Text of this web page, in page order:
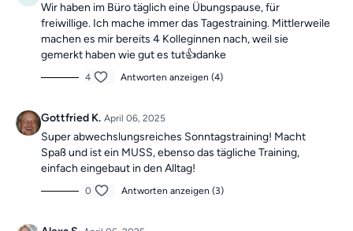
Wir haben im Büro täglich eine Übungspause, für
freiwillige. Ich mache immer das Tagestraining. Mittlerweile
machen es mir bereits 4 Kolleginnen nach, weil sie
gemerkt haben wie gut es tut👍danke
4 Antworten anzeigen (4)
Gottfried K. April 06, 2025
Super abwechslungsreiches Sonntagstraining! Macht
Spaß und ist ein MUSS, ebenso das tägliche Training,
einfach eingebaut in den Alltag!
0 Antworten anzeigen (3)